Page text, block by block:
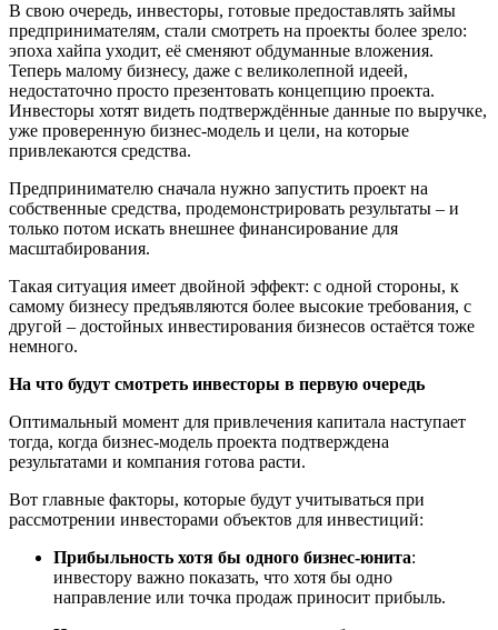
В свою очередь, инвесторы, готовые предоставлять займы
предпринимателям, стали смотреть на проекты более зрело:
эпоха хайпа уходит, её сменяют обдуманные вложения.
Теперь малому бизнесу, даже с великолепной идеей,
недостаточно просто презентовать концепцию проекта.
Инвесторы хотят видеть подтверждённые данные по выручке,
уже проверенную бизнес-модель и цели, на которые
привлекаются средства.
Предпринимателю сначала нужно запустить проект на
собственные средства, продемонстрировать результаты – и
только потом искать внешнее финансирование для
масштабирования.
Такая ситуация имеет двойной эффект: с одной стороны, к
самому бизнесу предъявляются более высокие требования, с
другой – достойных инвестирования бизнесов остаётся тоже
немного.
На что будут смотреть инвесторы в первую очередь
Оптимальный момент для привлечения капитала наступает
тогда, когда бизнес-модель проекта подтверждена
результатами и компания готова расти.
Вот главные факторы, которые будут учитываться при
рассмотрении инвесторами объектов для инвестиций:
Прибыльность хотя бы одного бизнес-юнита:
инвестору важно показать, что хотя бы одно
направление или точка продаж приносит прибыль.